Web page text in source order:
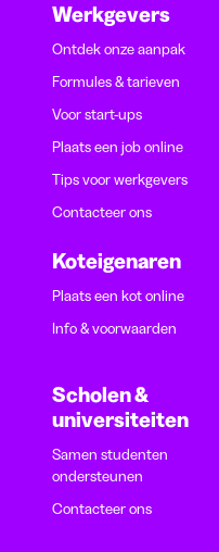
Werkgevers
Ontdek onze aanpak
Formules & tarieven
Voor start-ups
Plaats een job online
Tips voor werkgevers
Contacteer ons
Koteigenaren
Plaats een kot online
Info & voorwaarden
Scholen &
universiteiten
Samen studenten
ondersteunen
Contacteer ons